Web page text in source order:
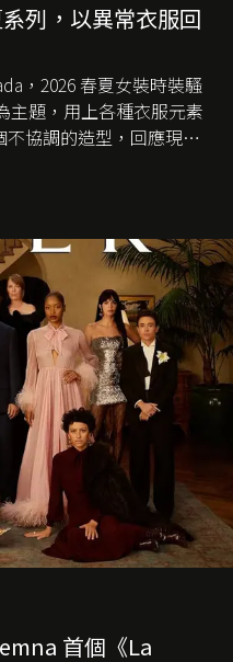
列，以異常衣服回
，2026 春夏女裝時裝騷
題，用上各種衣服元素
協調的造型，回應現今
首個《La